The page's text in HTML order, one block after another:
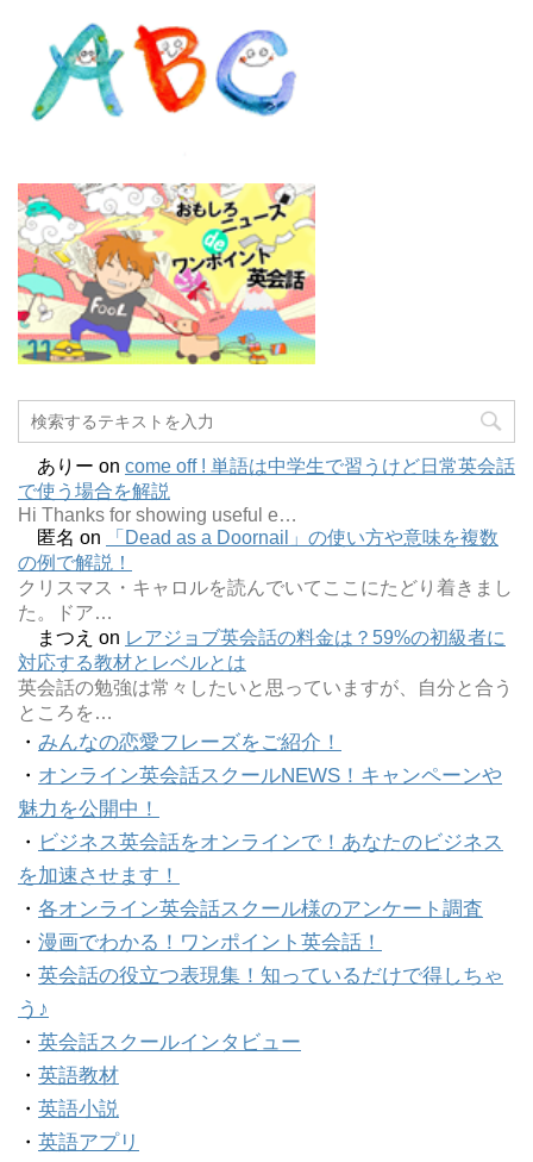
ありー on come off ! 単語は中学生で習うけど日常英会話
で使う場合を解説
Hi Thanks for showing useful e…
匿名 on
「Dead as a Doornail」の使い方や意味を複数
の例で解説！
クリスマス・キャロルを読んでいてここにたどり着きまし
た。ドア…
まつえ on レアジョブ英会話の料金は？59%の初級者に
対応する教材とレベルとは
英会話の勉強は常々したいと思っていますが、自分と合う
ところを…
・ みんなの恋愛フレーズをご紹介！
・ オンライン英会話スクールNEWS！キャンペーンや
魅力を公開中！
・ ビジネス英会話をオンラインで！あなたのビジネス
を加速させます！
・ 各オンライン英会話スクール様のアンケート調査
・ 漫画でわかる！ワンポイント英会話！
・ 英会話の役立つ表現集！知っているだけで得しちゃ
う♪
・ 英会話スクールインタビュー
・ 英語教材
・ 英語小説
・ 英語アプリ